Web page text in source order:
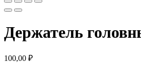
Держатель
100,00 ₽